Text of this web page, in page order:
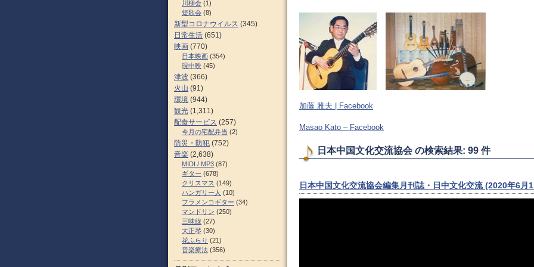
加藤 雅夫 | Facebook
Masao Kato – Facebook
日本中国文化交流協会 の検索結果: 99 件
日本中国文化交流協会編集月刊誌・日中文化交流 (2020年6月
川柳会 (1)
短歌会 (8)
新型コロナウイルス (345)
日常生活 (651)
映画 (770)
日本映画 (354)
現中映 (45)
津波 (366)
火山 (91)
環境 (944)
観光 (1,311)
配食サービス (257)
今月の宅配弁当 (2)
防災・防犯 (752)
音楽 (2,638)
MIDI / MP3 (87)
ギター (678)
クリスマス (149)
ハンガリー人 (10)
フラメンコギター (34)
マンドリン (250)
三味線 (27)
大正琴 (30)
花ふらり (21)
音楽療法 (356)